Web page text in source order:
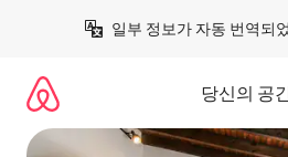
일부 정보가 자동 번역되
당신의 공